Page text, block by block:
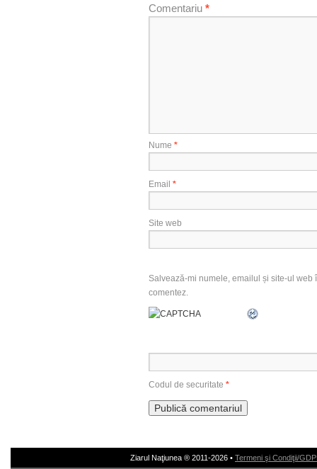
Comentariu *
Nume *
Email *
Site web
Salvează-mi numele, emailul și site-ul
comentez.
Codul de securitate *
Ziarul Naţiunea ® 2011-2026 • Termeni şi Condiţii/